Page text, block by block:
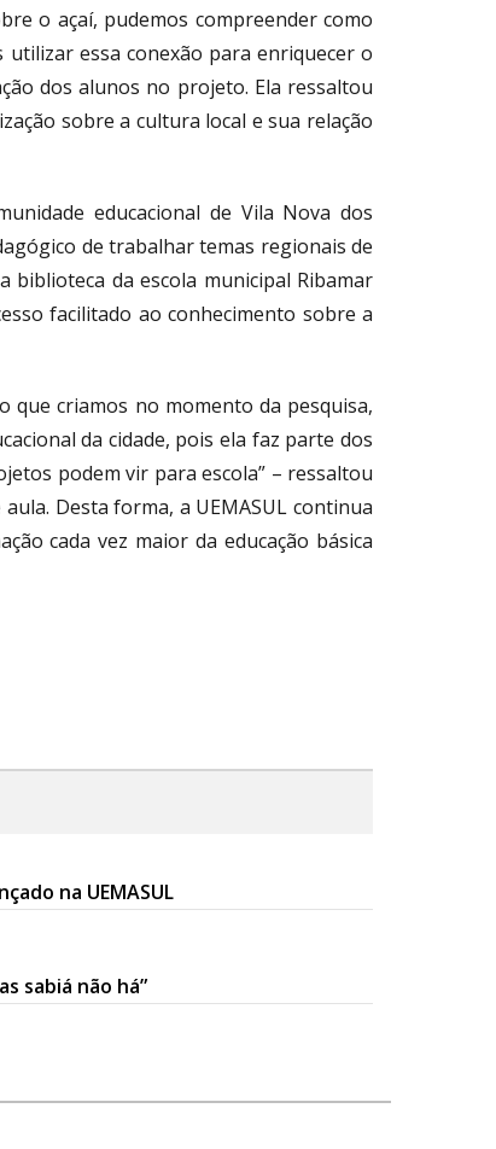
o açaí, pudemos compreender como
essa conexão para enriquecer o
dos alunos no projeto. Ela ressaltou
sobre a cultura local e sua relação
educacional de Vila Nova dos
de trabalhar temas regionais de
da escola municipal Ribamar
facilitado ao conhecimento sobre a
que criamos no momento da pesquisa,
da cidade, pois ela faz parte dos
podem vir para escola” – ressaltou
Desta forma, a UEMASUL continua
cada vez maior da educação básica
na UEMASUL
sabiá não há”